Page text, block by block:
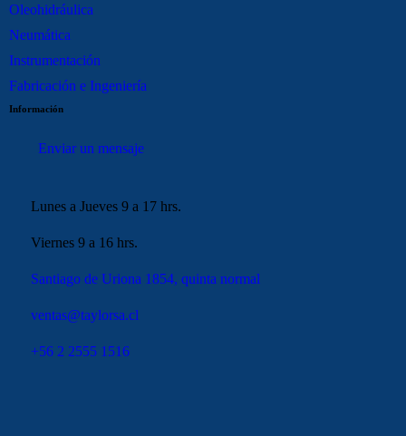
Oleohidráulica
Neumática
Instrumentación
Fabricación e Ingeniería
Información
Enviar un mensaje
Lunes a Jueves 9 a 17 hrs.
Viernes 9 a 16 hrs.
Santiago de Uriona 1854, quinta normal
ventas@taylorsa.cl
+56 2 2555 1516